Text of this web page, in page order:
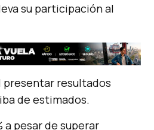
su participación al
presentar resultados
de estimados.
a pesar de superar